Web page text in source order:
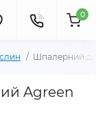
0
Шпалерний
Agreen